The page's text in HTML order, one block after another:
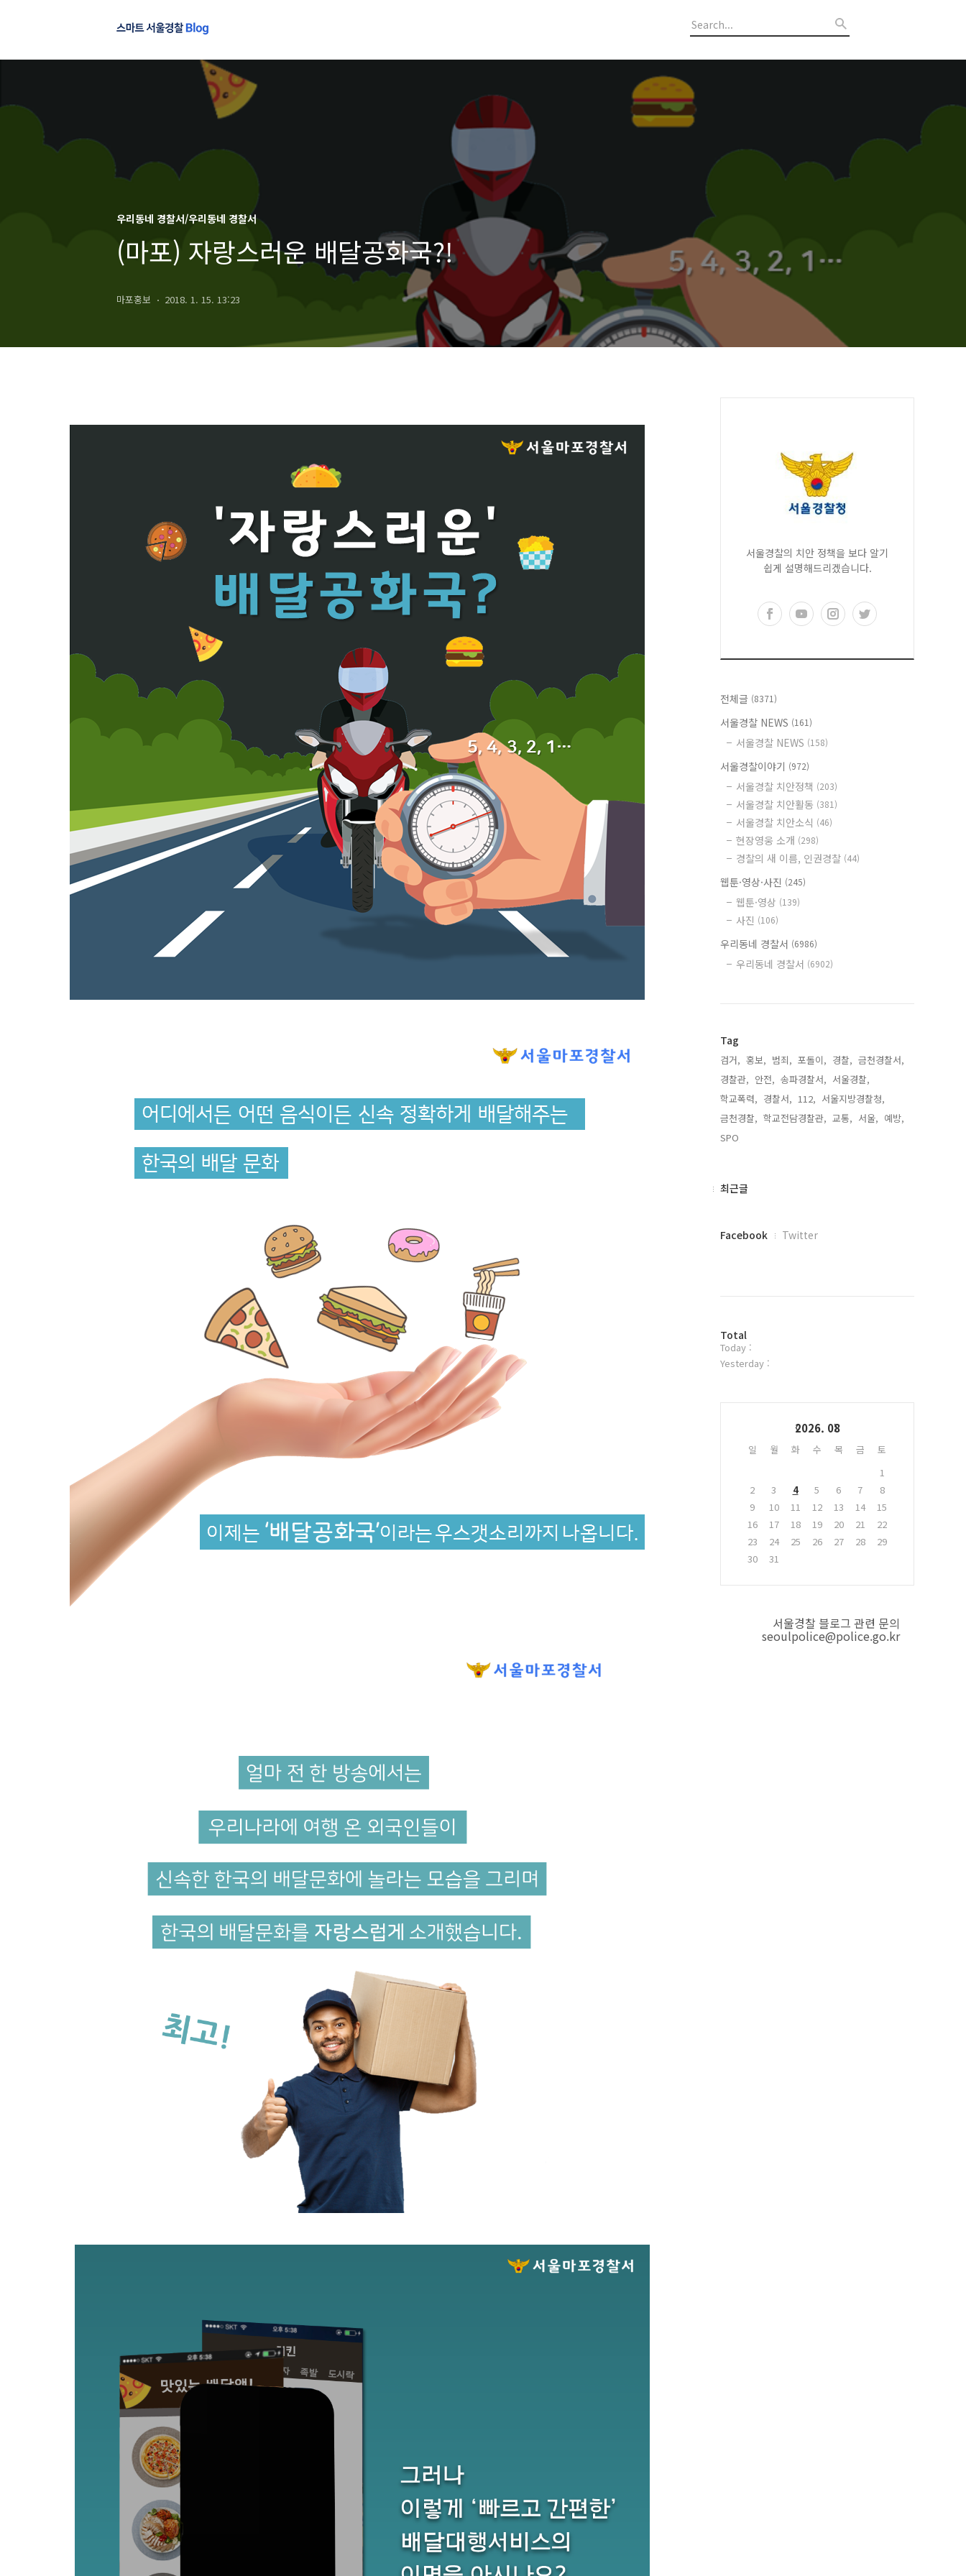
우리동네 경찰서/우리동네 경찰서
(마포) 자랑스러운 배달공화국?!
마포홍보 2018. 1. 15. 13:23
서울경찰의 치안 정책을 보다 알기
쉽게 설명해드리겠습니다.
전체글 (8371)
서울경찰 NEWS (161)
서울경찰 NEWS (158)
서울경찰이야기 (972)
서울경찰 치안정책 (203)
서울경찰 치안활동 (381)
서울경찰 치안소식 (46)
현장영웅 소개 (298)
경찰의 새 이름, 인권경찰 (44)
웹툰·영상·사진 (245)
웹툰·영상 (139)
사진 (106)
우리동네 경찰서 (6986)
우리동네 경찰서 (6902)
Tag
검거, 홍보, 범죄, 포돌이, 경찰, 금천경찰서,
경찰관, 안전, 송파경찰서, 서울경찰,
학교폭력, 경찰서, 112, 서울지방경찰청,
금천경찰, 학교전담경찰관, 교통, 서울, 예방,
SPO,
최
최근글
페
플
러
그
Facebook Twitter
방
문
자
Total
Today :
Yesterday :
2026. 08
일 월 화 수 목 금
토
1
2
3 4 5 6 7
8
9
10 11 12 13 14
15
16
17 18 19 20 21
22
23
24 25 26 27 28
29
30
31
서울경찰 블로그 관련 문의
seoulpolice@police.go.kr